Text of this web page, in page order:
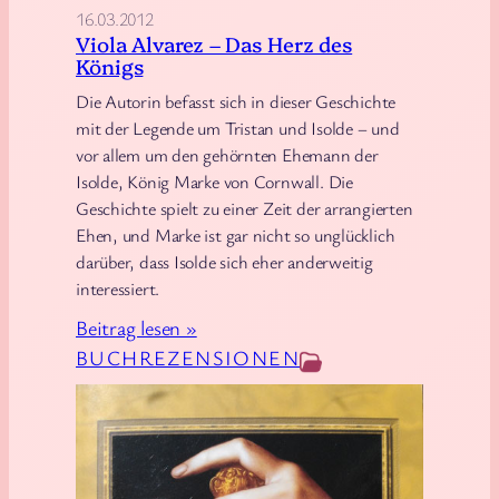
r
e
n
s
BUCHREZENSIONEN
16.03.2012
Viola Alvarez – Das Herz des
Königs
Die Autorin befasst sich in dieser Geschichte
mit der Legende um Tristan und Isolde – und
vor allem um den gehörnten Ehemann der
Isolde, König Marke von Cornwall. Die
Geschichte spielt zu einer Zeit der arrangierten
Ehen, und Marke ist gar nicht so unglücklich
darüber, dass Isolde sich eher anderweitig
interessiert.
Beitrag lesen »:
V
i
o
l
a